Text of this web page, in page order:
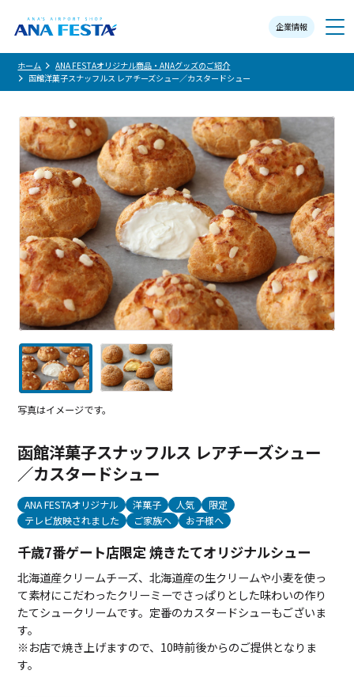
企業情報
メニュー
ホーム
ANA FESTAオリジナル商品・ANAグッズのご紹介
函館洋菓子スナッフルス レアチーズシュー／カスタードシュー
写真はイメージです。
函館洋菓子スナッフルス レアチーズシュー
／カスタードシュー
ANA FESTAオリジナル 洋菓子 人気
限定
テレビ放映されました
ご家族へ お子様へ
千歳7番ゲート店限定 焼きたてオリジナルシュー
北海道産クリームチーズ、北海道産の生クリームや小麦を使っ
て素材にこだわったクリーミーでさっぱりとした味わいの作り
たてシュークリームです。定番のカスタードシューもございま
す。
※お店で焼き上げますので、10時前後からのご提供となりま
す。